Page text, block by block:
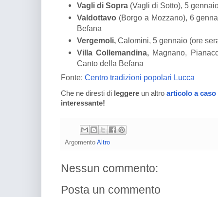
Vagli di Sopra (Vagli di Sotto), 5
Valdottavo (Borgo a Mozzano), 6
Befana
Vergemoli, Calomini, 5 gennaio (ore
Villa Collemandina, Magnano,
Canto della Befana
Fonte: Centro tradizioni popolari Lucca
Che ne diresti di leggere un altro articolo a caso
interessante!
Argomento Altro
Nessun commento:
Posta un commento